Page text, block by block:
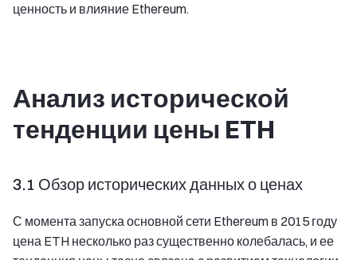
ценность и влияние Ethereum.
Анализ исторической
тенденции цены ETH
3.1 Обзор исторических данных о ценах
С момента запуска основной сети Ethereum в 2015 году
цена ETH несколько раз существенно колебалась, и ее